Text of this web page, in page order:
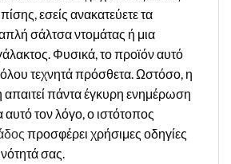
εσείς ανακατεύετε τα
σάλτσα ντομάτας ή μια
Φυσικά, το προϊόν αυτό
τεχνητά πρόσθετα. Ωστόσο, η
πάντα έγκυρη ενημέρωση
αυτό τον λόγο, ο ιστότοπος
προσφέρει χρήσιμες οδηγίες
σας.